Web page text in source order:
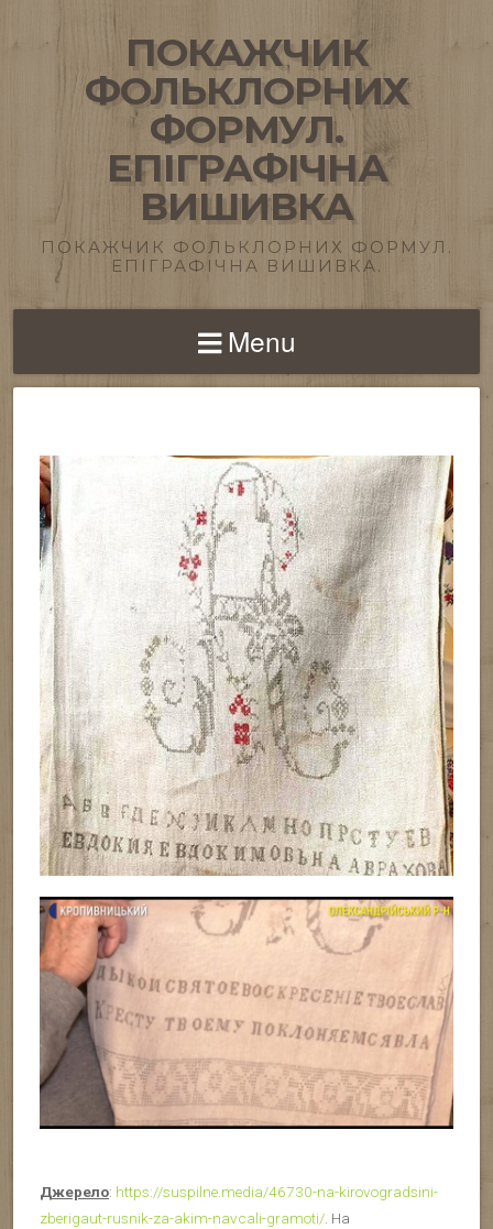
ПОКАЖЧИК
ФОЛЬКЛОРНИХ
ФОРМУЛ.
ЕПІГРАФІЧНА
ВИШИВКА
ПОКАЖЧИК ФОЛЬКЛОРНИХ ФОРМУЛ.
ЕПІГРАФІЧНА ВИШИВКА.
Menu
Джерело: https://suspilne.media/46730-na-kirovogradsini-
zberigaut-rusnik-za-akim-navcali-gramoti/ . На